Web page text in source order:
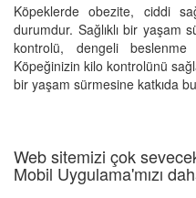
Köpeklerde obezite, ciddi
durumdur. Sağlıklı bir yaşam
kontrolü, dengeli
Köpeğinizin kilo kontrolünü
bir yaşam sürmesine katkıda
Web sitemizi çok
Mobil Uygulama'mızı